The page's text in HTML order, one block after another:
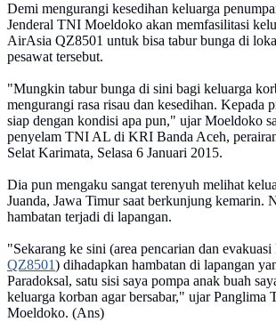
Demi mengurangi kesedihan keluarga
Jenderal TNI Moeldoko akan memfasilitasi
AirAsia QZ8501 untuk bisa tabur bunga di
pesawat tersebut.
"Mungkin tabur bunga di sini bagi keluarga
mengurangi rasa risau dan kesedihan. Kepada
siap dengan kondisi apa pun," ujar Moeldoko
penyelam TNI AL di KRI Banda Aceh,
Selat Karimata, Selasa 6 Januari 2015.
Dia pun mengaku sangat terenyuh melihat
Juanda, Jawa Timur saat berkunjung kemarin.
hambatan terjadi di lapangan.
"Sekarang ke sini (area pencarian dan evakuasi
QZ8501) dihadapkan hambatan di lapangan
Paradoksal, satu sisi saya pompa anak buah
keluarga korban agar bersabar," ujar Panglima
Moeldoko. (Ans)